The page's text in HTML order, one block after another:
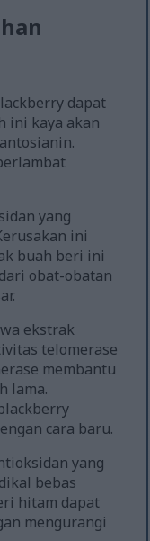
dapat
ini kaya akan
yang
ini
buah beri ini
obat-obatan
ekstrak
telomerase
membantu
lama.
cara baru.
yang
bebas
hitam dapat
mengurangi